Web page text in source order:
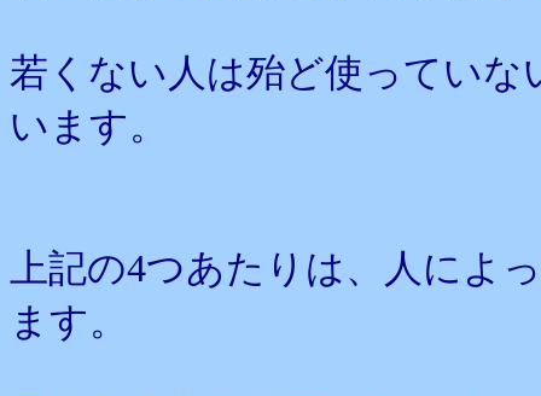
若くない人は殆ど使ってい
います。
上記の4つあたりは、人によ
ます。